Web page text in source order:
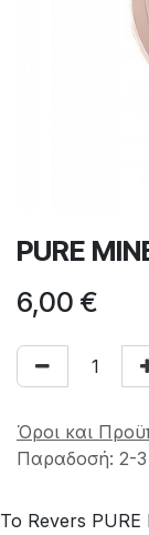
PURE
6,00 €
Όροι και
Παραδοσή: 2-3
Το Revers PURE